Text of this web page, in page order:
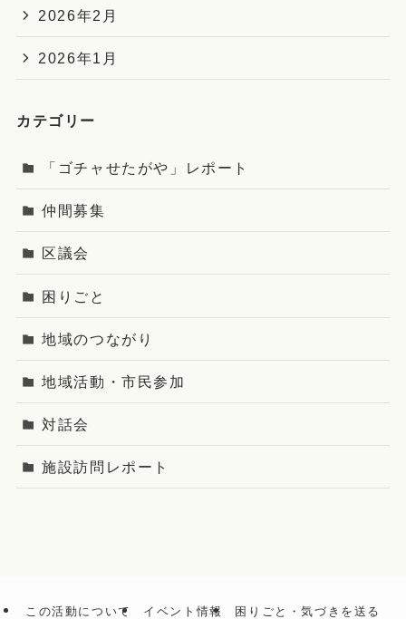
2026年2月
2026年1月
カテゴリー
「ゴチャせたがや」レポート
仲間募集
区議会
困りごと
地域のつながり
地域活動・市民参加
対話会
施設訪問レポート
この活動について イベント情報 困りごと・気づきを送る